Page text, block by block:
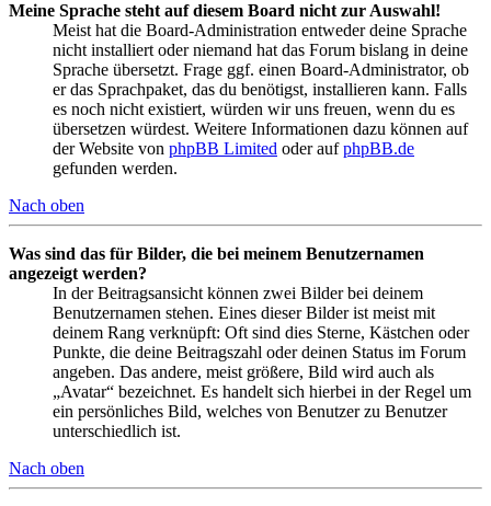
Meine Sprache steht auf diesem Board nicht zur Auswahl!
Meist hat die Board-Administration entweder deine Sprache
nicht installiert oder niemand hat das Forum bislang in deine
Sprache übersetzt. Frage ggf. einen Board-Administrator, ob
er das Sprachpaket, das du benötigst, installieren kann. Falls
es noch nicht existiert, würden wir uns freuen, wenn du es
übersetzen würdest. Weitere Informationen dazu können auf
der Website von phpBB Limited oder aufphpBB.de
gefunden werden.
Nach oben
Was sind das für Bilder, die bei meinem Benutzernamen
angezeigt werden?
In der Beitragsansicht können zwei Bilder bei deinem
Benutzernamen stehen. Eines dieser Bilder ist meist mit
deinem Rang verknüpft: Oft sind dies Sterne, Kästchen oder
Punkte, die deine Beitragszahl oder deinen Status im Forum
angeben. Das andere, meist größere, Bild wird auch als
„Avatar“ bezeichnet. Es handelt sich hierbei in der Regel um
ein persönliches Bild, welches von Benutzer zu Benutzer
unterschiedlich ist.
Nach oben